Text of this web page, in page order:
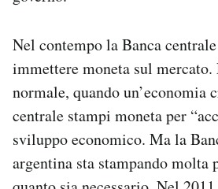
Nel contempo la Banca
immettere moneta sul mercato.
normale, quando un’economia
centrale stampi moneta per
sviluppo economico. Ma la
argentina sta stampando molta